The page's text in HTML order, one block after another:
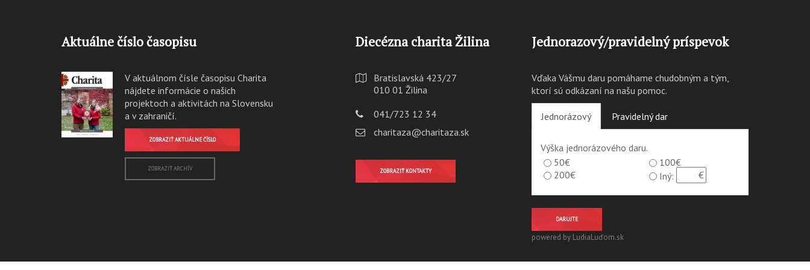
Aktuálne číslo časopisu
V aktuálnom čísle časopisu Charita
nájdete informácie o našich
projektoch a aktivitách na Slovensku
a v zahraničí.
ZOBRAZIŤ AKTUÁLNE ČÍSLO
ZOBRAZIŤ ARCHÍV
Diecézna charita Žilina
Bratislavská 423/27
010 01 Žilina
041/723 12 34
charitaza@charitaza.sk
ZOBRAZIŤ KONTAKTY
Jednorazový/pravidelný príspevok
Vďaka Vášmu daru pomáhame chudobným a tým,
ktorí sú odkázaní na našu pomoc.
Jednorázový Pravidelný dar
Výška jednorázového daru.
50€
100€
200€
Iný:
DARUJTE
powered by LudiaLuďom.sk